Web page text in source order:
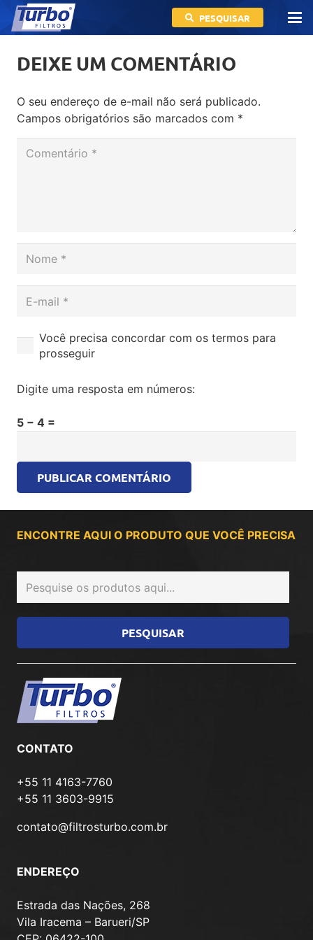
PESQUISAR
DEIXE UM COMENTÁRIO
O seu endereço de e-mail não será publicado.
Campos obrigatórios são marcados com *
Você precisa concordar com os termos para
prosseguir
Digite uma resposta em números:
5 − 4 =
PUBLICAR COMENTÁRIO
ENCONTRE AQUI O PRODUTO QUE VOCÊ PRECISA
CONTATO
+55 11 4163-7760
+55 11 3603-9915
contato@filtrosturbo.com.br
ENDEREÇO
Estrada das Nações, 268
Vila Iracema – Barueri/SP